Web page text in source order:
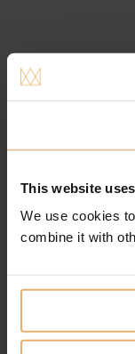
This website
We use cookies
combine it with